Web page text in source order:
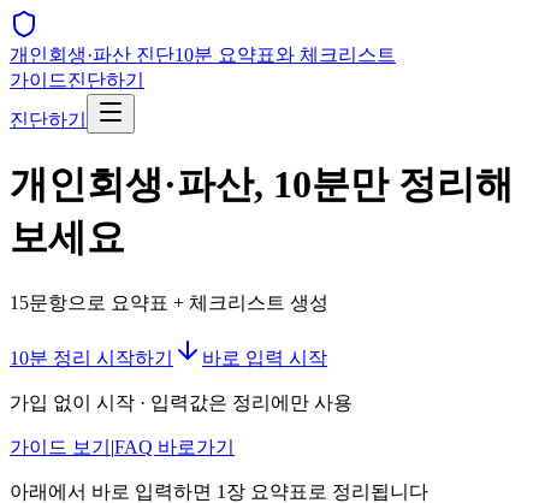
개인회생·파산 진단10분 요약표와 체크리스트
가이드진단하기
진단하기
개인회생·파산, 10분만 정리해
보세요
15문항으로 요약표 + 체크리스트 생성
10분 정리 시작하기 바로 입력 시작
가입 없이 시작 · 입력값은 정리에만 사용
가이드 보기 |FAQ 바로가기
아래에서 바로 입력하면 1장 요약표로 정리됩니다